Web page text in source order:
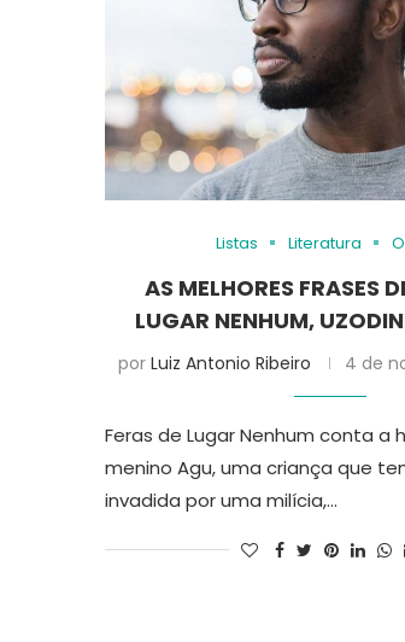
Listas Literatura
AS MELHORES FRASES
LUGAR NENHUM,
porLuiz Antonio Ribeiro 4 de
Feras de Lugar Nenhum conta a
menino Agu, uma criança que
invadida por uma milícia,…